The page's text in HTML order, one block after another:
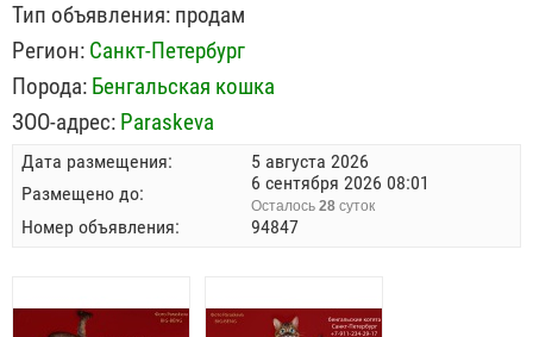
Тип объявления: продам
Регион: Санкт-Петербург
Порода: Бенгальская кошка
ЗОО-адрес: Paraskeva
Дата размещения:
5 августа 2026
Размещено до:
6 сентября 2026 08:01
Осталось 28 суток
Номер объявления: 94847